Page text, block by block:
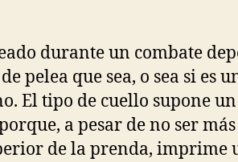
durante un combate
pelea que sea, o sea si es
El tipo de cuello supone un
a pesar de no ser
de la prenda, imprime